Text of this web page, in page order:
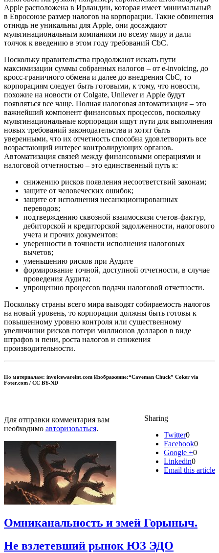
Apple расположена в Ирландии, которая имеет минимальный
в Евросоюзе размер налогов на корпорации. Такие обвинения
отнюдь не уникальны для Apple, они досаждают
мультинациональным компаниям по всему миру и дали
толчок к введению в этом году требований CbC.
Поскольку правительства продолжают искать пути
максимизации суммы собранных налогов – от e-invoicing, до
кросс-граничного обмена и далее до внедрения CbC, то
корпорациям следует быть готовыми, к тому, что новости,
похожие на новости от Colgate, Unilever и Apple будут
появляться все чаще. Полная налоговая автоматизация – это
важнейший компонент финансовых процессов, поскольку
мультинациональные корпорации ищут пути для выполнения
новых требований законодательства и хотят быть
уверенными, что их отчетность способна удовлетворить все
возрастающий интерес контролирующих органов.
Автоматизация связей между финансовыми операциями и
налоговой отчетностью – это единственный путь к:
снижению рисков появления несоответствий законам;
защите от человеческих ошибок;
защите от исполнения несанкционированных
переводов;
подтверждению сквозной взаимосвязи счетов-фактур,
дебиторской и кредиторской задолженности, налогового
учета и прочих документов;
уверенности в точности исполнения налоговых
вычетов;
уменьшению рисков при Аудите
формирование точной, доступной отчетности, в случае
проведения Аудита;
упрощению процессов подачи налоговой отчетности.
Поскольку страны всего мира выводят собираемость налогов
на новый уровень, то корпорации должны быть готовы к
повышенному уровню контроля или существенному
увеличинии рисков потери миллионов долларов в виде
штрафов и пени, роста налогов и снижения
производительности.
По материалам: invoicewareint.com Изображение:“Caveman Chuck” Coker via
Foter.com / CC BY-ND
Sharing
Twitter0
Facebook0
Google +0
Linkedin0
Email this article
Для отправки комментария вам
необходимо авторизоваться.
Омниканальность и змей Горыныч.
Не взлетевший рынок ЮЗ ЭДО